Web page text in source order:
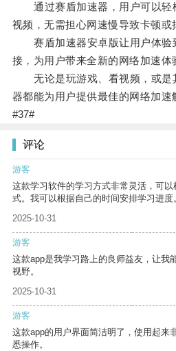
通过赛盾加速器，用户可以轻
视频，无需担心网速慢导致卡顿或
赛盾加速器安卓版让用户体验
接，为用户带来全新的网络加速体
无论是玩游戏、看视频，或是
器都能为用户提供最佳的网络加速
#37#
评论
游客
这款学习软件的学习方式非常灵活，可
式。我可以根据自己的时间安排学习进度
2025-10-31
游客
这款app是我学习路上的良师益友，让我
视野。
2025-10-31
游客
这款app的用户界面简洁明了，使用起来
悉操作。